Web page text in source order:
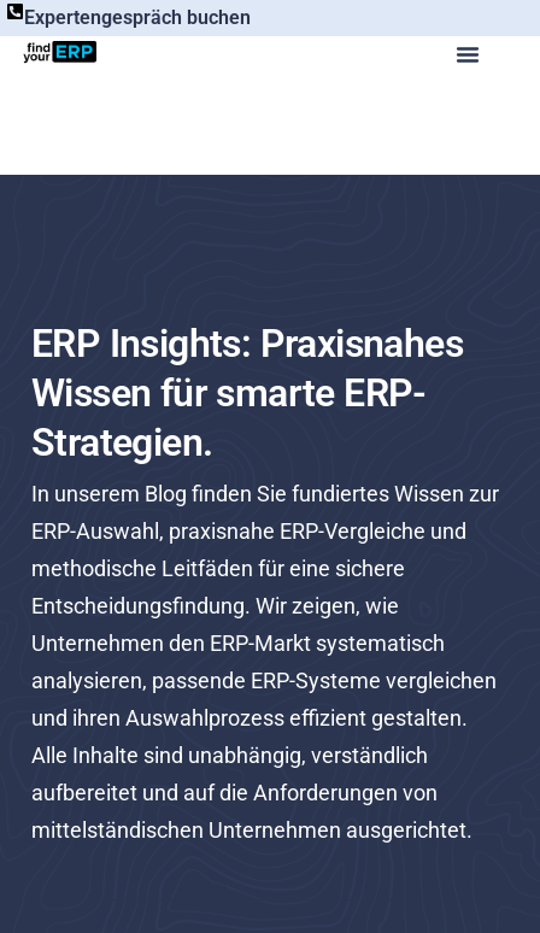
Expertengespräch buchen
ERP Insights: Praxisnahes
Wissen für smarte ERP-
Strategien.
In unserem Blog finden Sie fundiertes Wissen zur
ERP-Auswahl, praxisnahe ERP-Vergleiche und
methodische Leitfäden für eine sichere
Entscheidungsfindung. Wir zeigen, wie
Unternehmen den ERP-Markt systematisch
analysieren, passende ERP-Systeme vergleichen
und ihren Auswahlprozess effizient gestalten.
Alle Inhalte sind unabhängig, verständlich
aufbereitet und auf die Anforderungen von
mittelständischen Unternehmen ausgerichtet.